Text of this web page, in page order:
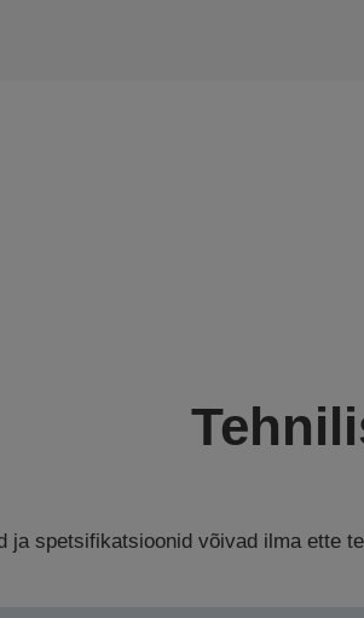
ja spetsifikatsioonid võivad ilma ette